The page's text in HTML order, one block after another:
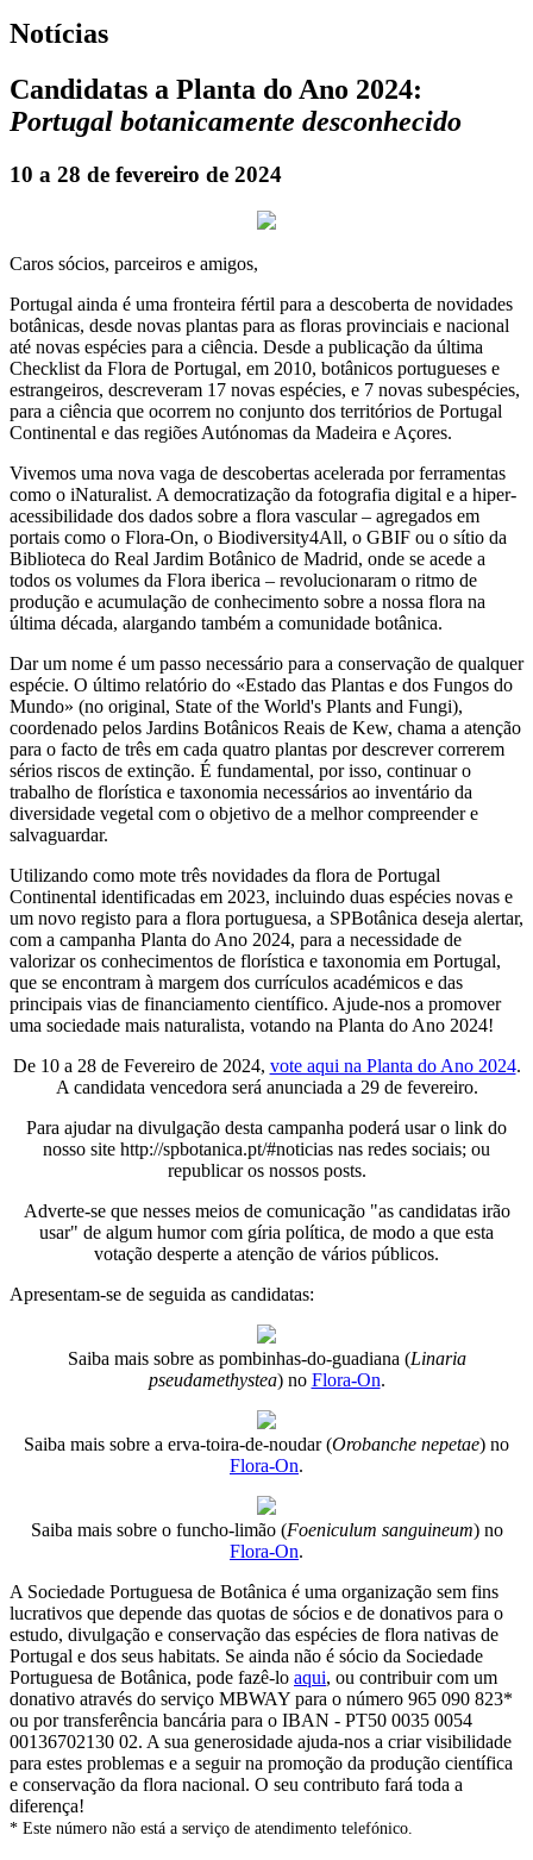
Notícias
Candidatas a Planta do Ano 2024:
Portugal botanicamente desconhecido
10 a 28 de fevereiro de 2024
Caros sócios, parceiros e amigos,
Portugal ainda é uma fronteira fértil para a descoberta de novidades
botânicas, desde novas plantas para as floras provinciais e nacional
até novas espécies para a ciência. Desde a publicação da última
Checklist da Flora de Portugal, em 2010, botânicos portugueses e
estrangeiros, descreveram 17 novas espécies, e 7 novas subespécies,
para a ciência que ocorrem no conjunto dos territórios de Portugal
Continental e das regiões Autónomas da Madeira e Açores.
Vivemos uma nova vaga de descobertas acelerada por ferramentas
como o iNaturalist. A democratização da fotografia digital e a hiper-
acessibilidade dos dados sobre a flora vascular – agregados em
portais como o Flora-On, o Biodiversity4All, o GBIF ou o sítio da
Biblioteca do Real Jardim Botânico de Madrid, onde se acede a
todos os volumes da Flora iberica – revolucionaram o ritmo de
produção e acumulação de conhecimento sobre a nossa flora na
última década, alargando também a comunidade botânica.
Dar um nome é um passo necessário para a conservação de qualquer
espécie. O último relatório do «Estado das Plantas e dos Fungos do
Mundo» (no original, State of the World's Plants and Fungi),
coordenado pelos Jardins Botânicos Reais de Kew, chama a atenção
para o facto de três em cada quatro plantas por descrever correrem
sérios riscos de extinção. É fundamental, por isso, continuar o
trabalho de florística e taxonomia necessários ao inventário da
diversidade vegetal com o objetivo de a melhor compreender e
salvaguardar.
Utilizando como mote três novidades da flora de Portugal
Continental identificadas em 2023, incluindo duas espécies novas e
um novo registo para a flora portuguesa, a SPBotânica deseja alertar,
com a campanha Planta do Ano 2024, para a necessidade de
valorizar os conhecimentos de florística e taxonomia em Portugal,
que se encontram à margem dos currículos académicos e das
principais vias de financiamento científico. Ajude-nos a promover
uma sociedade mais naturalista, votando na Planta do Ano 2024!
De 10 a 28 de Fevereiro de 2024, vote aqui na Planta do Ano 2024.
A candidata vencedora será anunciada a 29 de fevereiro.
Para ajudar na divulgação desta campanha poderá usar o link do
nosso site http://spbotanica.pt/#noticias nas redes sociais; ou
republicar os nossos posts.
Adverte-se que nesses meios de comunicação "as candidatas irão
usar" de algum humor com gíria política, de modo a que esta
votação desperte a atenção de vários públicos.
Apresentam-se de seguida as candidatas:
Saiba mais sobre as pombinhas-do-guadiana (Linaria
pseudamethystea) no Flora-On.
Saiba mais sobre a erva-toira-de-noudar (Orobanche nepetae) no
Flora-On.
Saiba mais sobre o funcho-limão (Foeniculum sanguineum) no
Flora-On.
A Sociedade Portuguesa de Botânica é uma organização sem fins
lucrativos que depende das quotas de sócios e de donativos para o
estudo, divulgação e conservação das espécies de flora nativas de
Portugal e dos seus habitats. Se ainda não é sócio da Sociedade
Portuguesa de Botânica, pode fazê-lo aqui, ou contribuir com um
donativo através do serviço MBWAY para o número 965 090 823*
ou por transferência bancária para o IBAN - PT50 0035 0054
00136702130 02. A sua generosidade ajuda-nos a criar visibilidade
para estes problemas e a seguir na promoção da produção científica
e conservação da flora nacional. O seu contributo fará toda a
diferença!
* Este número não está a serviço de atendimento telefónico.